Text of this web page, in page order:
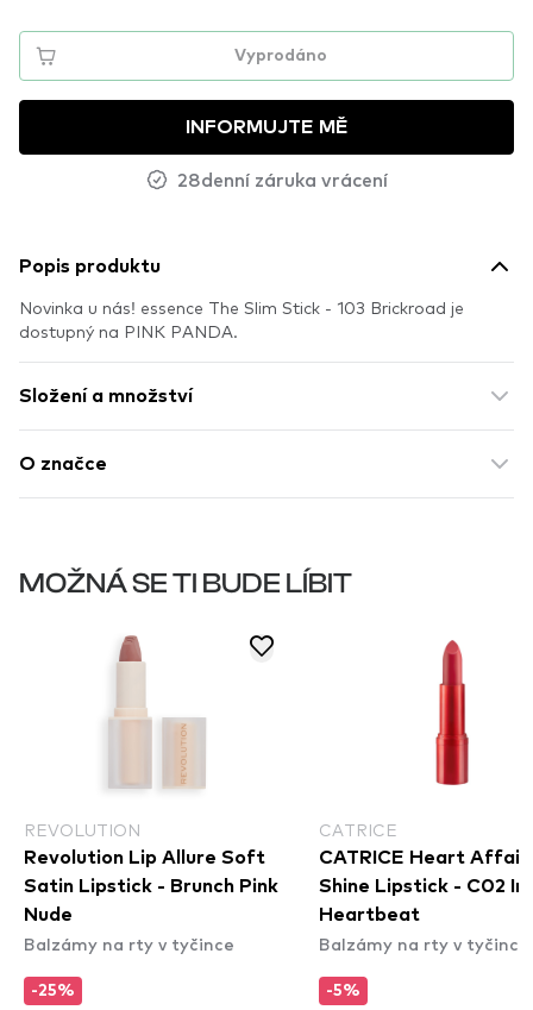
Vyprodáno
INFORMUJTE MĚ
28denní záruka vrácení
Popis produktu
Novinka u nás! essence The Slim Stick - 103 Brickroad je
dostupný na PINK PANDA.
Složení a množství
O značce
MOŽNÁ SE TI BUDE LÍBIT
REVOLUTION
Revolution Lip Allure Soft
Satin Lipstick - Brunch Pink
Nude
Balzámy na rty v tyčince
-25%
CATRICE
CATRICE Heart Affair
Shine Lipstick - C02 In
Heartbeat
Balzámy na rty v tyčince
-5%